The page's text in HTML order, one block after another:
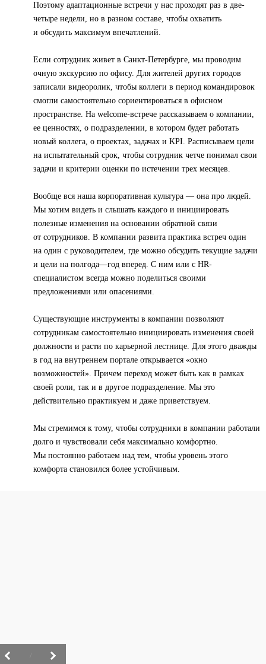
Поэтому адаптационные встречи у нас проходят раз в две-
четыре недели, но в разном составе, чтобы охватить
и обсудить максимум впечатлений.
Если сотрудник живет в Санкт-Петербурге, мы проводим
очную экскурсию по офису. Для жителей других городов
записали видеоролик, чтобы коллеги в период командировок
смогли самостоятельно сориентироваться в офисном
пространстве. На welcome-встрече рассказываем о компании,
ее ценностях, о подразделении, в котором будет работать
новый коллега, о проектах, задачах и KPI. Расписываем цели
на испытательный срок, чтобы сотрудник четче понимал свои
задачи и критерии оценки по истечении трех месяцев.
Вообще вся наша корпоративная культура — она про людей.
Мы хотим видеть и слышать каждого и инициировать
полезные изменения на основании обратной связи
от сотрудников. В компании развита практика встреч один
на один с руководителем, где можно обсудить текущие задачи
и цели на полгода—год вперед. С ним или с HR-
специалистом всегда можно поделиться своими
предложениями или опасениями.
Существующие инструменты в компании позволяют
сотрудникам самостоятельно инициировать изменения своей
должности и расти по карьерной лестнице. Для этого дважды
в год на внутреннем портале открывается «окно
возможностей». Причем переход может быть как в рамках
своей роли, так и в другое подразделение. Мы это
действительно практикуем и даже приветствуем.
Мы стремимся к тому, чтобы сотрудники в компании работали
долго и чувствовали себя максимально комфортно.
Мы постоянно работаем над тем, чтобы уровень этого
комфорта становился более устойчивым.